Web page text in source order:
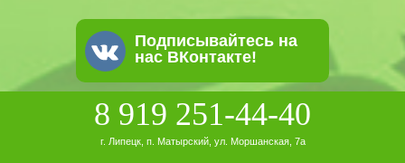
Подписывайтесь на
нас ВКонтакте!
8 919 251-44-40
г. Липецк, п. Матырский, ул. Моршанская, 7а